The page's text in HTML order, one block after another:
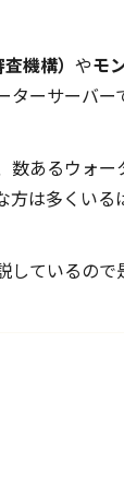
機構） やモ
ーサーバー
あるウォ
は多くいる
しているので